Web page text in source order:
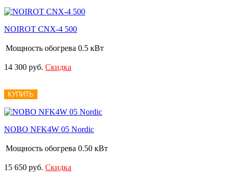
NOIROT CNX-4 500
Мощность обогрева 0.5 кВт
14 300 руб. Скидка
КУПИТЬ
NOBO NFK4W 05 Nordic
Мощность обогрева 0.50 кВт
15 650 руб. Скидка